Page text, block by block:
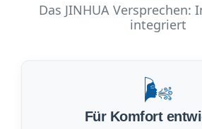
Das JINHUA Versprechen:
integriert
🌬️
Für Komfort